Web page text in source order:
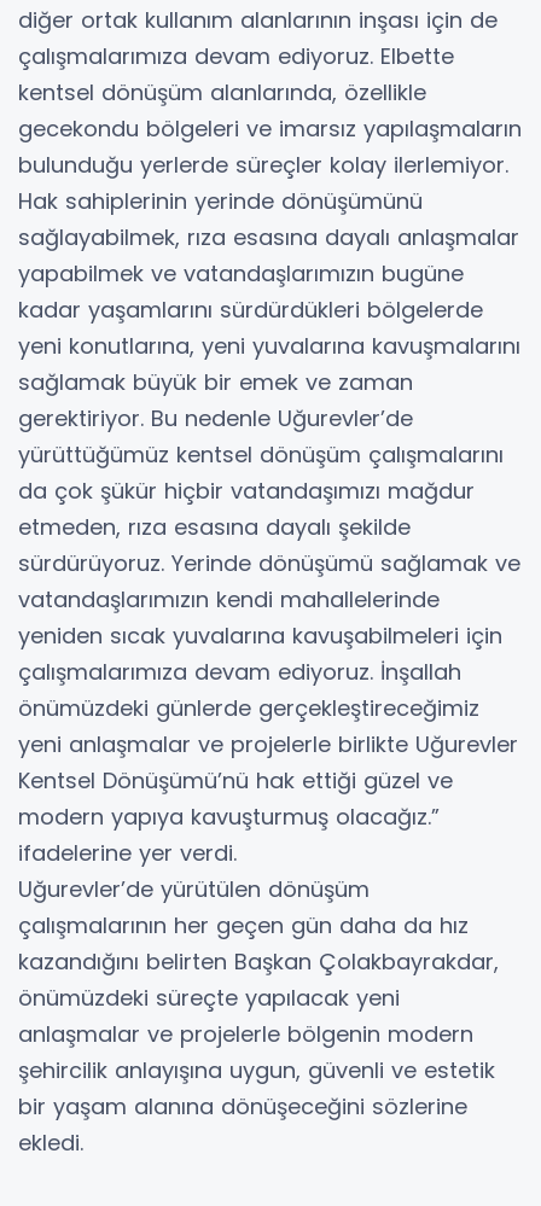
diğer ortak kullanım alanlarının inşası için de
çalışmalarımıza devam ediyoruz. Elbette
kentsel dönüşüm alanlarında, özellikle
gecekondu bölgeleri ve imarsız yapılaşmaların
bulunduğu yerlerde süreçler kolay ilerlemiyor.
Hak sahiplerinin yerinde dönüşümünü
sağlayabilmek, rıza esasına dayalı anlaşmalar
yapabilmek ve vatandaşlarımızın bugüne
kadar yaşamlarını sürdürdükleri bölgelerde
yeni konutlarına, yeni yuvalarına kavuşmalarını
sağlamak büyük bir emek ve zaman
gerektiriyor. Bu nedenle Uğurevler’de
yürüttüğümüz kentsel dönüşüm çalışmalarını
da çok şükür hiçbir vatandaşımızı mağdur
etmeden, rıza esasına dayalı şekilde
sürdürüyoruz. Yerinde dönüşümü sağlamak ve
vatandaşlarımızın kendi mahallelerinde
yeniden sıcak yuvalarına kavuşabilmeleri için
çalışmalarımıza devam ediyoruz. İnşallah
önümüzdeki günlerde gerçekleştireceğimiz
yeni anlaşmalar ve projelerle birlikte Uğurevler
Kentsel Dönüşümü’nü hak ettiği güzel ve
modern yapıya kavuşturmuş olacağız.”
ifadelerine yer verdi.
Uğurevler’de yürütülen dönüşüm
çalışmalarının her geçen gün daha da hız
kazandığını belirten Başkan Çolakbayrakdar,
önümüzdeki süreçte yapılacak yeni
anlaşmalar ve projelerle bölgenin modern
şehircilik anlayışına uygun, güvenli ve estetik
bir yaşam alanına dönüşeceğini sözlerine
ekledi.